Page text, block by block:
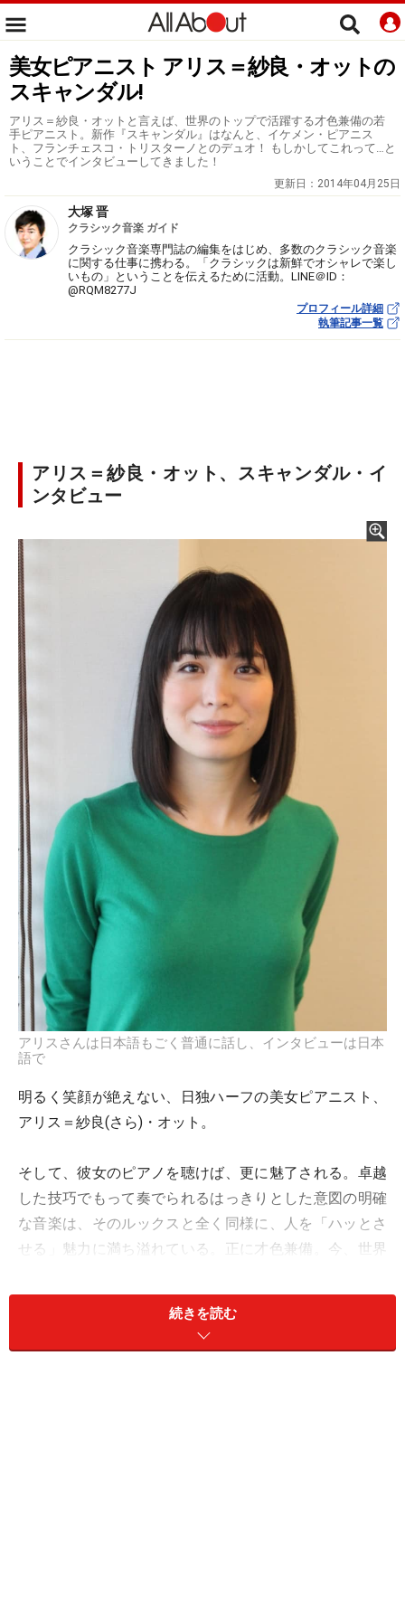
美女ピアニスト アリス＝紗良・オットの
スキャンダル!
アリス＝紗良・オットと言えば、世界のトップで活躍する才色兼備の若
手ピアニスト。新作『スキャンダル』はなんと、イケメン・ピアニス
ト、フランチェスコ・トリスターノとのデュオ！ もしかしてこれって…と
いうことでインタビューしてきました！
更新日： 2014年04月25日
大塚 晋
クラシック音楽 ガイド
クラシック音楽専門誌の編集をはじめ、多数のクラシック音楽
に関する仕事に携わる。「クラシックは新鮮でオシャレで楽し
いもの」ということを伝えるために活動。LINE＠ID：
@RQM8277J
プロフィール詳細
執筆記事一覧
アリス＝紗良・オット、スキャンダル・イ
ンタビュー
アリスさんは日本語もごく普通に話し、インタビューは日本
語で
明るく笑顔が絶えない、日独ハーフの美女ピアニスト、
アリス＝紗良(さら)・オット。
そして、彼女のピアノを聴けば、更に魅了される。卓越
した技巧でもって奏でられるはっきりとした意図の明確
な音楽は、そのルックスと全く同様に、人を「ハッとさ
せる」魅力に満ち溢れている。正に才色兼備。今、世界
そんな彼女の新アルバムはなんとイケメン・ピアニスト
とのピアノ・デュオでタイトルが『スキャンダル』！
続きを読む